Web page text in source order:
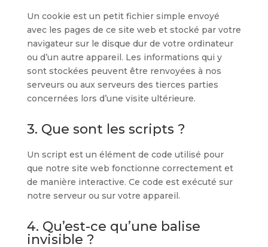
Un cookie est un petit fichier simple envoyé
avec les pages de ce site web et stocké par votre
navigateur sur le disque dur de votre ordinateur
ou d’un autre appareil. Les informations qui y
sont stockées peuvent être renvoyées à nos
serveurs ou aux serveurs des tierces parties
concernées lors d’une visite ultérieure.
3. Que sont les scripts ?
Un script est un élément de code utilisé pour
que notre site web fonctionne correctement et
de manière interactive. Ce code est exécuté sur
notre serveur ou sur votre appareil.
4. Qu’est-ce qu’une balise
invisible ?